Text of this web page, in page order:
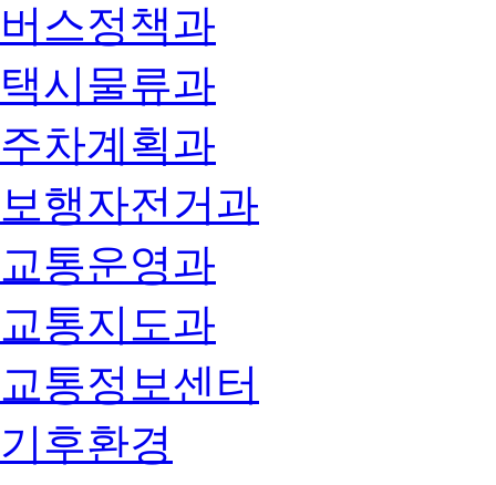
버스정책과
택시물류과
주차계획과
보행자전거과
교통운영과
교통지도과
교통정보센터
기후환경